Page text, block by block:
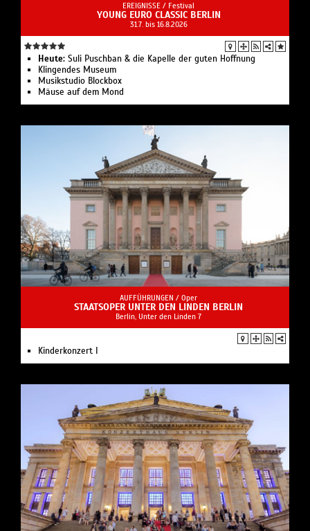
EREIGNISSE / Festival
YOUNG EURO CLASSIC BERLIN
31.7. bis 16.8.2026
Heute: Suli Pusch­ban & die Ka­pelle der gu­ten Hoff­nung
Klingendes Museum
Musikstudio Blockbox
Mäuse auf dem Mond
AUFFÜHRUNGEN / Oper
STAATSOPER UNTER DEN LINDEN BERLIN
Berlin, Unter den Linden 7
Kinderkonzert I